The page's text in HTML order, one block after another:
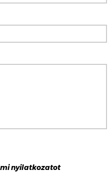
nyilatkozatot